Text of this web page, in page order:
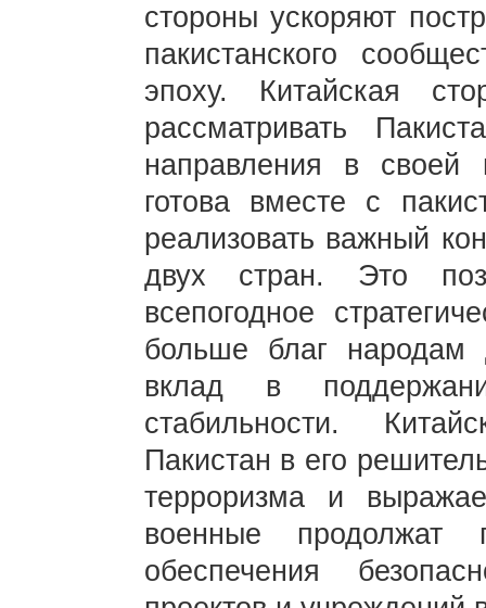
стороны ускоряют
пакистанского
эпоху. Китайская
рассматривать
направления в своей
готова вместе с
реализовать важный
двух стран. Это
всепогодное
больше благ
вклад в
стабильности.
Пакистан в его
терроризма и
военные продолжат
обеспечения